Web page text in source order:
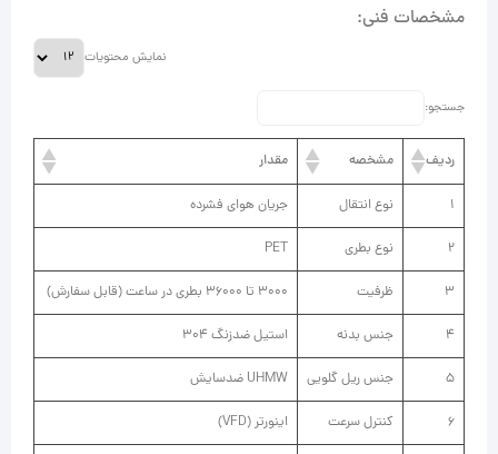
مشخصات فنی:
نمایش محتویات
جستجو:
ردیف مشخصه مقدار
1 نوع انتقال جریان هوای فشرده
2 نوع بطری PET
3 ظرفیت ۳۰۰۰ تا ۳۶۰۰۰ بطری در ساعت (قابل سفارش)
4 جنس بدنه استیل ضدزنگ 304
5 جنس ریل گلویی UHMW ضدسایش
6 کنترل سرعت اینورتر (VFD)